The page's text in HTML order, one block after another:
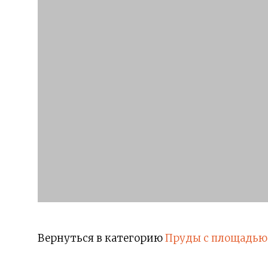
Вернуться в категориюПруды с площадью